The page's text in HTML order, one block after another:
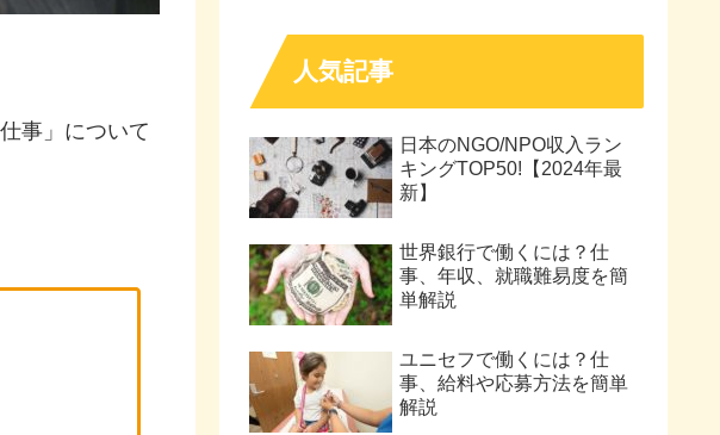
事」について
人気記事
日本のNGO/NPO収入ラン
キングTOP50!【2024年最
新】
世界銀行で働くには？仕
事、年収、就職難易度を簡
単解説
ユニセフで働くには？仕
事、給料や応募方法を簡単
解説